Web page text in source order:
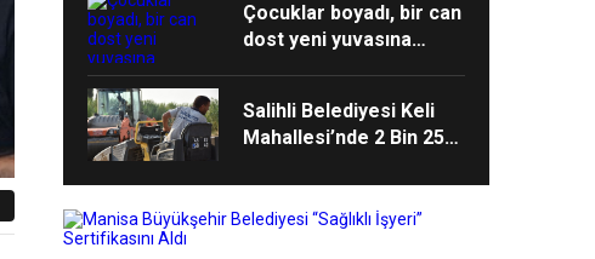
Çocuklar boyadı, bir can
dost yeni yuvasına
Salihli Belediyesi Keli
Mahallesi’nde 2 Bin 250
Çalışmasını Tamamladı